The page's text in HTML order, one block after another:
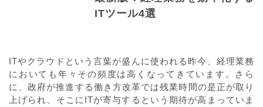
ITツール4選
ITやクラウドという言葉が盛んに使われる昨今、経理業務
においても年々その頻度は高くなってきています。さら
に、政府が推進する働き方改革では残業時間の是正が取り
上げられ、そこにITが寄与するという期待が高まっていま